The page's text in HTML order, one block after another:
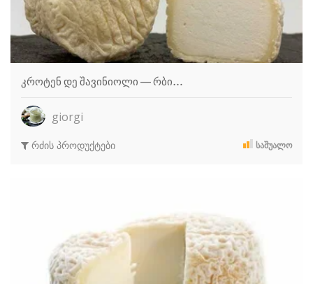
კროტენ დე შავინიოლი — რბი…
giorgi
რძის პროდუქტები ᲡᲐᲨᲣᲐᲚᲝ